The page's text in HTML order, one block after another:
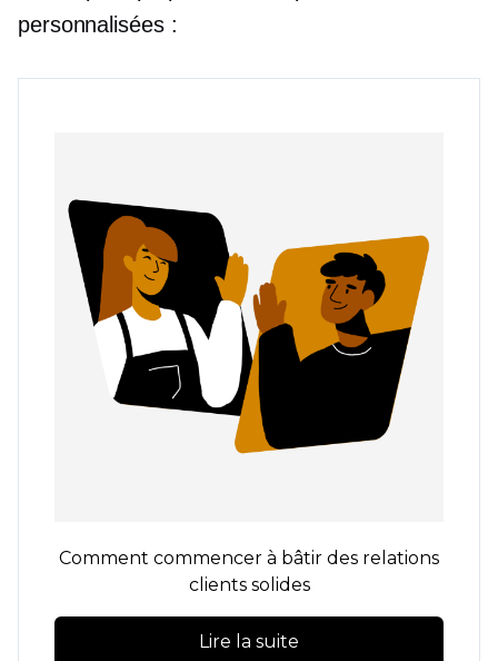
personnalisées :
Comment commencer à bâtir des relations
clients solides
Lire la suite